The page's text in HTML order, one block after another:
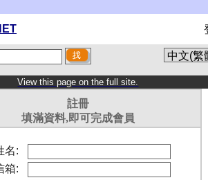
View this page on the full site.
註冊
填滿資料,即可完成會員
名:
箱: